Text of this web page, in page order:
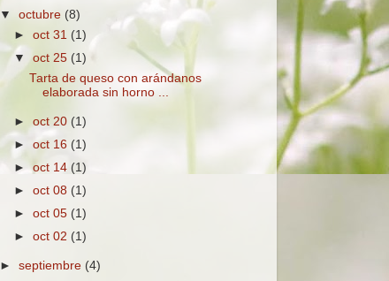
▼octubre (8)
►oct 31 (1)
▼oct 25 (1)
Tarta de queso con arándanos
elaborada sin horno ...
►oct 20 (1)
►oct 16 (1)
►oct 14 (1)
►oct 08 (1)
►oct 05 (1)
►oct 02 (1)
►septiembre (4)